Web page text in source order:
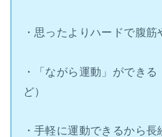
・思ったよりハードで腹
・「ながら運動」ができ
ど）
・手軽に運動できるから長